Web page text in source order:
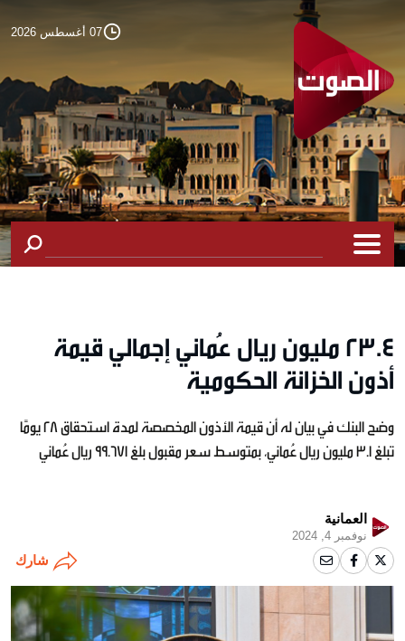
07 أغسطس 2026
23.4 مليون ريال عُماني إجمالي قيمة
أذون الخزانة الحكومية
وضح البنك في بيان له أن قيمة الأذون المخصصة لمدة استحقاق 28 يومًا
تبلغ 3.1 مليون ريال عُماني، بمتوسط سعر مقبول بلغ 99.671 ريال عُماني
العمانية
نوفمبر 4, 2024
شارك